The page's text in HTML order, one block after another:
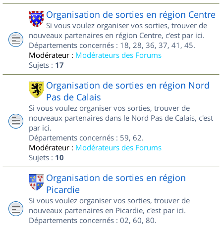
Organisation de sorties en région Centre
Si vous voulez organiser vos sorties, trouver de
nouveaux partenaires en région Centre, c'est par ici.
Départements concernés : 18, 28, 36, 37, 41, 45.
Modérateur : Modérateurs des Forums
Sujets : 17
Organisation de sorties en région Nord
Pas de Calais
Si vous voulez organiser vos sorties, trouver de
nouveaux partenaires dans le Nord Pas de Calais, c'est
par ici.
Départements concernés : 59, 62.
Modérateur : Modérateurs des Forums
Sujets : 10
Organisation de sorties en région
Picardie
Si vous voulez organiser vos sorties, trouver de
nouveaux partenaires en Picardie, c'est par ici.
Départements concernés : 02, 60, 80.